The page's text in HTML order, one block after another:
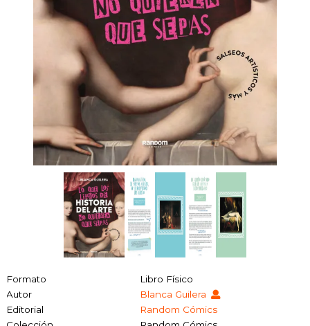
Formato
Libro Físico
Autor
Blanca Guilera
Editorial
Random Cómics